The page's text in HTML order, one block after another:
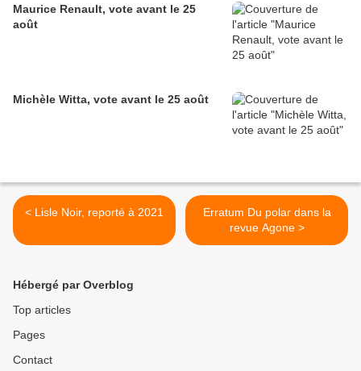
Maurice Renault, vote avant le 25
août
Michèle Witta, vote avant le 25 août
< Lisle Noir, reporté à 2021
Erratum Du polar dans la
revue Agone >
Hébergé par Overblog
Top articles
Pages
Contact